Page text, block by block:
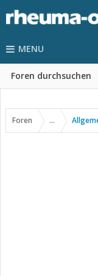
MENU
Foren durchsuchen
Foren ...